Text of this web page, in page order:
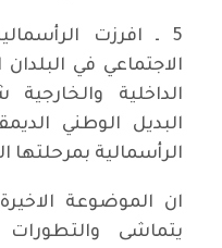
5 ـ افرزت
الاجتماعي في
الداخلية
البديل الوطني
الرأسمالية بمرحلتها
ان الموضوعة
يتماشى والتطورات